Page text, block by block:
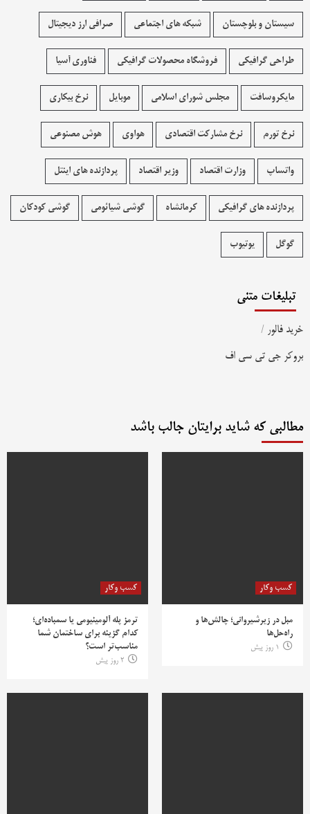
سیستان و بلوچستان شبکه های اجتماعی صرافی ارز دیجیتال
طراحی گرافیکی فروشگاه محصولات گرافيکی فناوری آسیا
مایکروسافت مجلس شورای اسلامی موبایل نرخ بیکاری
نرخ تورم نرخ مشارکت اقتصادی هواوی هوش مصنوعی
واتساپ وزارت اقتصاد وزیر اقتصاد پردازنده های اینتل
پردازنده های گرافیکی کرمانشاه گوشی شیائومی گوشی کودکان
گوگل یوتیوب
تبلیغات متنی
خرید فالور /
بروکر جی تی سی اف
مطالبی که شاید برایتان جالب باشد
کسب وکار
مبل در زیرشیروانی؛ چالش‌ها و
راه‌حل‌ها
1 روز پیش
کسب وکار
ترمز پله آلومینیومی یا سمباده‌ای؛
کدام گزینه برای ساختمان شما
مناسب‌تر است؟
2 روز پیش